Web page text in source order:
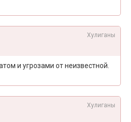
Хулиганы
и угрозами от неизвестной.
Хулиганы